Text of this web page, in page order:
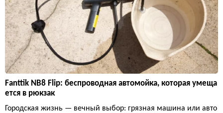
Fanttik NB8 Flip: беспроводная автомойка, которая умеща
ется в рюкзак
Городская жизнь — вечный выбор: грязная машина или авто